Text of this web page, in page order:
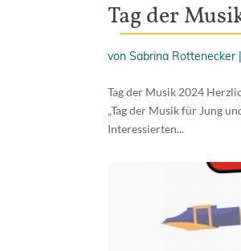
Tag der
vonSabrina Rottenecker
Tag der Musik 2024
„Tag der Musik für Jung
Interessierten...